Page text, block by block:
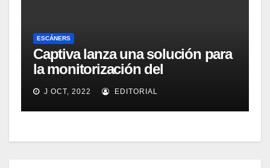
ESCÁNERS
Captiva lanza una solución para
la monitorización del
rendimiento de sistemas de
captura y ECM
J OCT, 2022 EDITORIAL